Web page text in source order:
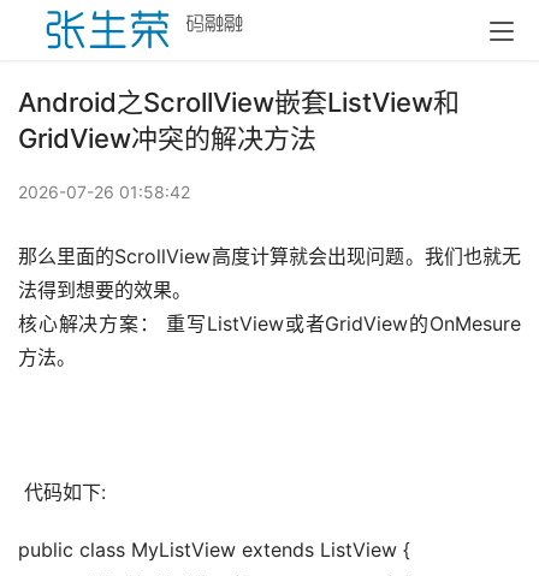
Android之ScrollView嵌套ListView和
GridView冲突的解决方法
2026-07-26 01:58:42
那么里面的ScrollView高度计算就会出现问题。我们也就无
法得到想要的效果。
核心解决方案： 重写ListView或者GridView的OnMesure
方法。
代码如下:
public class MyListView extends ListView {